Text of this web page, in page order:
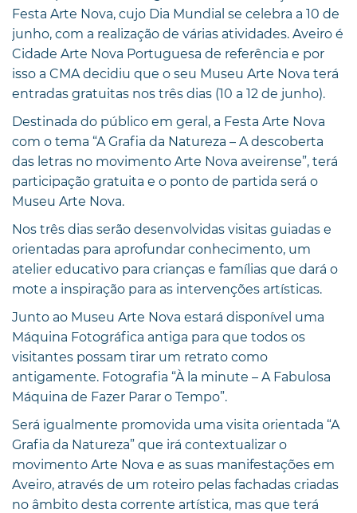
Festa Arte Nova, cujo Dia Mundial se celebra a 10 de
junho, com a realização de várias atividades. Aveiro é
Cidade Arte Nova Portuguesa de referência e por
isso a CMA decidiu que o seu Museu Arte Nova terá
entradas gratuitas nos três dias (10 a 12 de junho).
Destinada do público em geral, a Festa Arte Nova
com o tema “A Grafia da Natureza – A descoberta
das letras no movimento Arte Nova aveirense”, terá
participação gratuita e o ponto de partida será o
Museu Arte Nova.
Nos três dias serão desenvolvidas visitas guiadas e
orientadas para aprofundar conhecimento, um
atelier educativo para crianças e famílias que dará o
mote a inspiração para as intervenções artísticas.
Junto ao Museu Arte Nova estará disponível uma
Máquina Fotográfica antiga para que todos os
visitantes possam tirar um retrato como
antigamente. Fotografia “À la minute – A Fabulosa
Máquina de Fazer Parar o Tempo”.
Será igualmente promovida uma visita orientada “A
Grafia da Natureza” que irá contextualizar o
movimento Arte Nova e as suas manifestações em
Aveiro, através de um roteiro pelas fachadas criadas
no âmbito desta corrente artística, mas que terá